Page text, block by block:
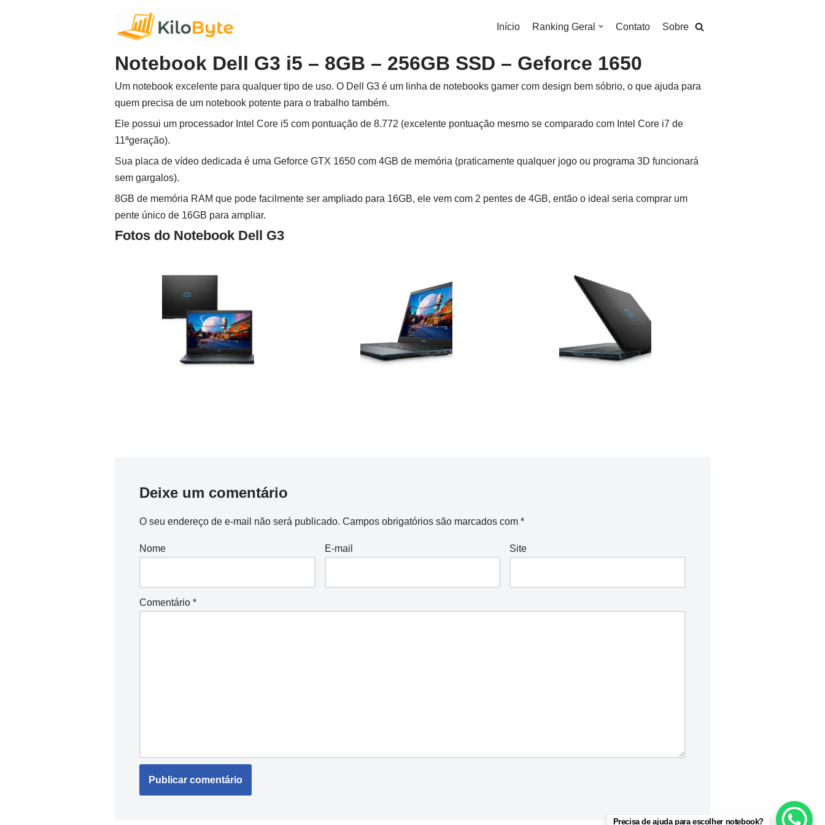
Início Ranking Geral Contato Sobre
Notebook Dell G3 i5 – 8GB – 256GB SSD – Geforce 1650
Um notebook excelente para qualquer tipo de uso. O Dell G3 é um linha de notebooks gamer com design bem sóbrio, o que ajuda para
quem precisa de um notebook potente para o trabalho também.
Ele possui um processador Intel Core i5 com pontuação de 8.772 (excelente pontuação mesmo se comparado com Intel Core i7 de
11ªgeração).
Sua placa de vídeo dedicada é uma Geforce GTX 1650 com 4GB de memória (praticamente qualquer jogo ou programa 3D funcionará
sem gargalos).
8GB de memória RAM que pode facilmente ser ampliado para 16GB, ele vem com 2 pentes de 4GB, então o ideal seria comprar um
pente único de 16GB para ampliar.
Fotos do Notebook Dell G3
Deixe um comentário
O seu endereço de e-mail não será publicado. Campos obrigatórios são marcados com *
Nome E-mail Site
Comentário *
Precisa de ajuda para escolher notebook?